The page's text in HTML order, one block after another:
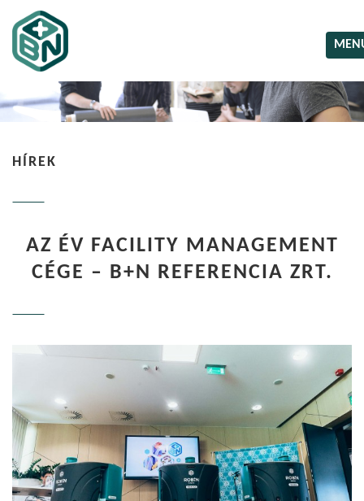
HÍREK
AZ ÉV FACILITY MANAGEMENT
CÉGE – B+N REFERENCIA ZRT.